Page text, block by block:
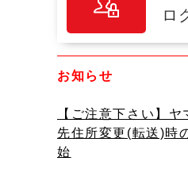
ロ
お知らせ
【ご注意下さい】
先住所変更(転送)時
始